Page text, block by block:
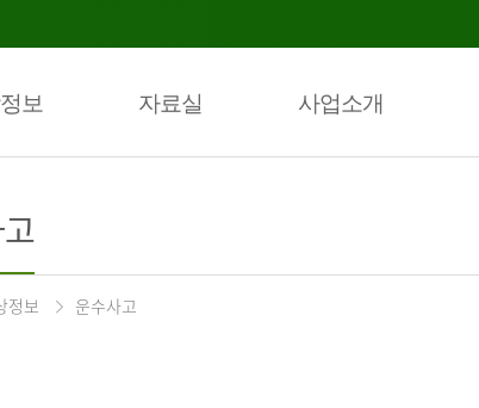
보 자료실 사업소개
정보 운수사고